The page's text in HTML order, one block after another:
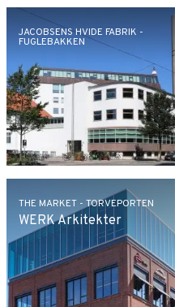
JACOBSENS HVIDE FABRIK -
FUGLEBAKKEN
THE MARKET - TORVEPORTEN
WERK Arkitekter